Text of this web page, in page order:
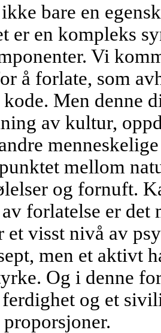
bare en
er en kompleks
Vi
å forlate, som
Men denne
av kultur,
mellom
og fornuft.
forlatelse er det
et visst nivå av
men et aktivt
Og i denne
ferdighet og et